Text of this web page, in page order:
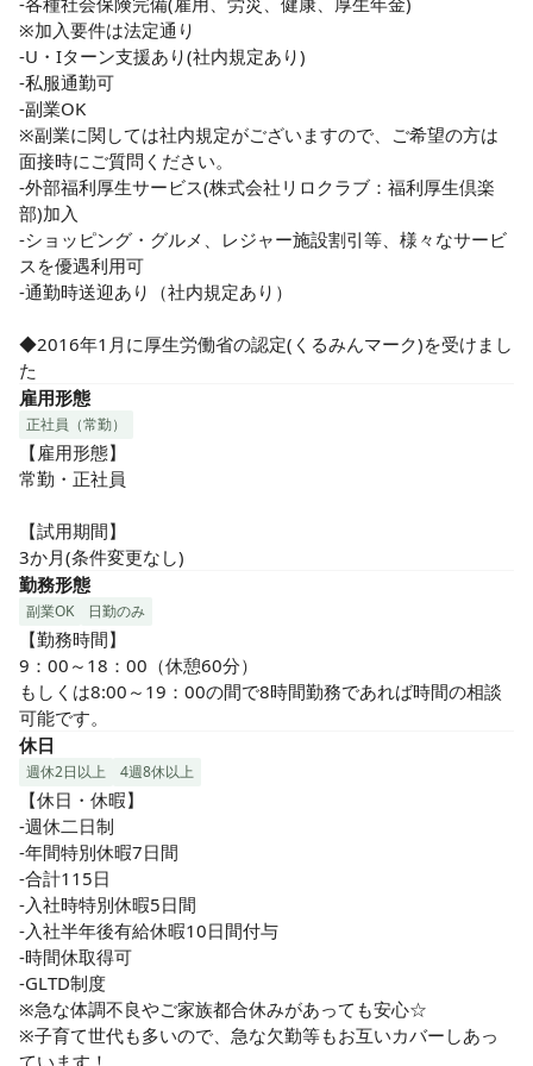
※加入要件は法定通り
-U・Iターン支援あり(社内規定あり)
-私服通勤可
-副業OK
※副業に関しては社内規定がございますので、ご希望の方は
面接時にご質問ください。
-外部福利厚生サービス(株式会社リロクラブ：福利厚生倶楽
部)加入
-ショッピング・グルメ、レジャー施設割引等、様々なサービ
スを優遇利用可
-通勤時送迎あり（社内規定あり）
◆2016年1月に厚生労働省の認定(くるみんマーク)を受けまし
た
雇用形態
正社員（常勤）
【雇用形態】
常勤・正社員
【試用期間】
3か月(条件変更なし)
勤務形態
副業OK 日勤のみ
【勤務時間】
9：00～18：00（休憩60分）
もしくは8:00～19：00の間で8時間勤務であれば時間の相談
可能です。
休日
週休2日以上 4週8休以上
【休日・休暇】
-週休二日制
-年間特別休暇7日間
-合計115日
-入社時特別休暇5日間
-入社半年後有給休暇10日間付与
-時間休取得可
-GLTD制度
※急な体調不良やご家族都合休みがあっても安心☆
※子育て世代も多いので、急な欠勤等もお互いカバーしあっ
ています！